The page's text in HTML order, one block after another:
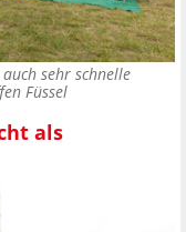
sehr schnelle
Füssel
als